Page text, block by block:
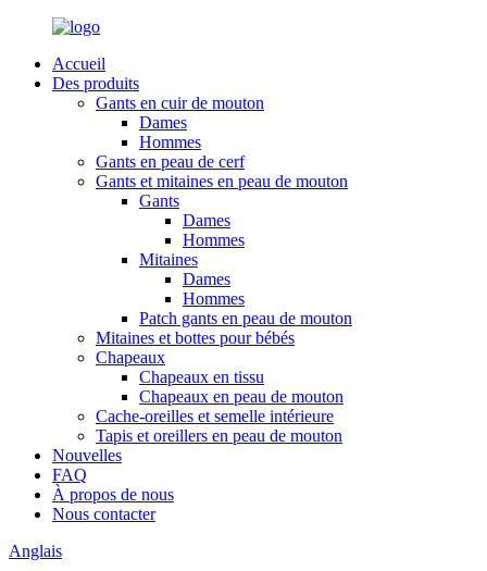
Accueil
Des produits
Gants en cuir de mouton
Dames
Hommes
Gants en peau de cerf
Gants et mitaines en peau de mouton
Gants
Dames
Hommes
Mitaines
Dames
Hommes
Patch gants en peau de mouton
Mitaines et bottes pour bébés
Chapeaux
Chapeaux en tissu
Chapeaux en peau de mouton
Cache-oreilles et semelle intérieure
Tapis et oreillers en peau de mouton
Nouvelles
FAQ
À propos de nous
Nous contacter
Anglais